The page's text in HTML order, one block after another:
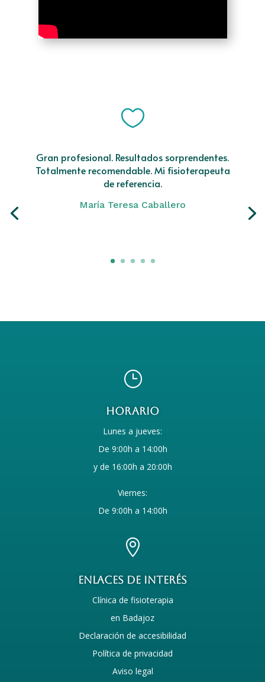

Gran profesional. Resultados sorprendentes.
Totalmente recomendable. Mi fisioterapeuta
de referencia.
María Teresa Caballero
}
Horario
Lunes a jueves:
De 9:00h a 14:00h
y de 16:00h a 20:00h
Viernes:
De 9:00h a 14:00h

enlaces de interés
Clínica de fisioterapia
en Badajoz
Declaración de accesibilidad
Política de privacidad
Aviso legal